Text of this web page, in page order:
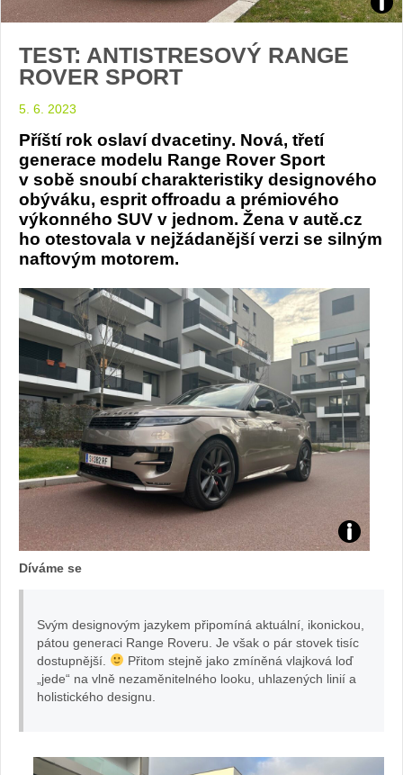
Test
TEST: ANTISTRESOVÝ RANGE
ROVER SPORT
5. 6. 2023
Příští rok oslaví dvacetiny. Nová, třetí
generace modelu Range Rover Sport
v sobě snoubí charakteristiky designového
obýváku, esprit offroadu a prémiového
výkonného SUV v jednom. Žena v autě.cz
ho otestovala v nejžádanější verzi se silným
naftovým motorem.
Test
Rover
Sport:
Díváme se
Svým designovým jazykem připomíná aktuální, ikonickou,
pátou generaci Range Roveru. Je však o pár stovek tisíc
dostupnější.
Přitom stejně jako zmíněná vlajková loď
„jede“ na vlně nezaměnitelného looku, uhlazených linií a
holistického designu.